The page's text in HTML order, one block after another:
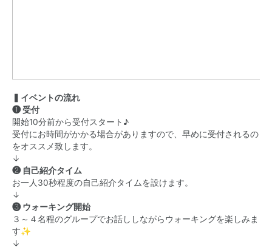
▍イベントの流れ
❶ 受付
開始10分前から受付スタート♪
受付にお時間がかかる場合がありますので、早めに受付されるの
をオススメ致します。
↓
❷ 自己紹介タイム
お一人30秒程度の自己紹介タイムを設けます。
↓
❸ ウォーキング開始
３～４名程のグループでお話ししながらウォーキングを楽しみま
す✨
↓